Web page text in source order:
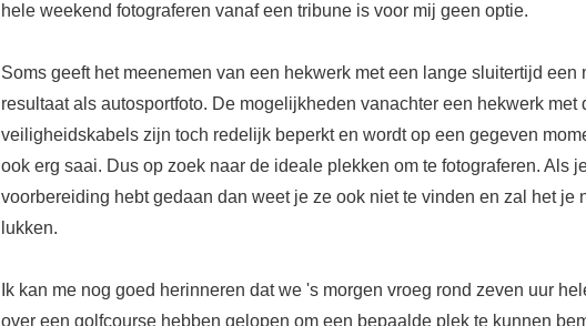
hele weekend fotograferen vanaf een tribune is voor mij geen optie.
Soms geeft het meenemen van een hekwerk met een lange sluitertijd een
resultaat als autosportfoto. De mogelijkheden vanachter een hekwerk met
veiligheidskabels zijn toch redelijk beperkt en wordt op een gegeven
ook erg saai. Dus op zoek naar de ideale plekken om te fotograferen. Als
voorbereiding hebt gedaan dan weet je ze ook niet te vinden en zal het je
lukken.
Ik kan me nog goed herinneren dat we 's morgen vroeg rond zeven uur
over een golfcourse hebben gelopen om een bepaalde plek te kunnen